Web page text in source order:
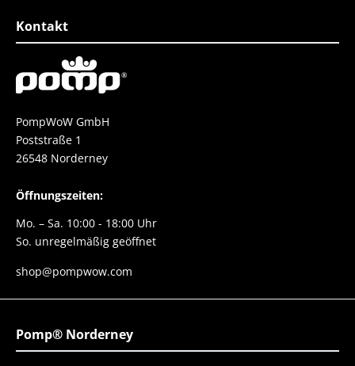
Kontakt
PompWoW GmbH
Poststraße 1
26548 Norderney
Öffnungszeiten:
Mo. – Sa. 10:00 - 18:00 Uhr
So. unregelmäßig geöffnet
shop@pompwow.com
Pomp® Norderney